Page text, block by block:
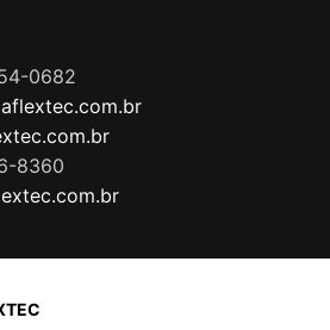
0682
8360